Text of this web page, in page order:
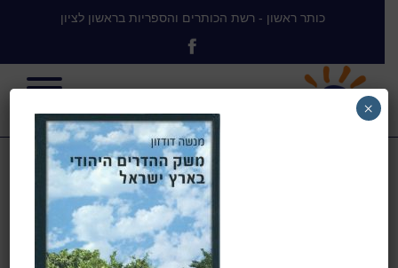
כותר ראשון - רשת הכותרים והספריות בראשון לציון
משק ההדרים
היהודי
×